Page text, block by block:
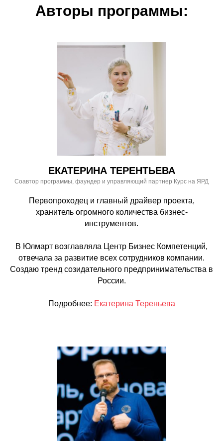
Авторы программы:
ЕКАТЕРИНА ТЕРЕНТЬЕВА
Соавтор программы, фаундер и управляющий партнер Курс на ЯРД
Первопроходец и главный драйвер проекта,
хранитель огромного количества бизнес-
инструментов.
В Юлмарт возглавляла Центр Бизнес Компетенций,
отвечала за развитие всех сотрудников компании.
Создаю тренд созидательного предпринимательства в
России.
Подробнее: Екатерина Тереньева